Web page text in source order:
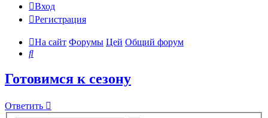
Вход
Регистрация
На сайт Форумы Цей Общий форум
Поиск
Готовимся к сезону
Ответить